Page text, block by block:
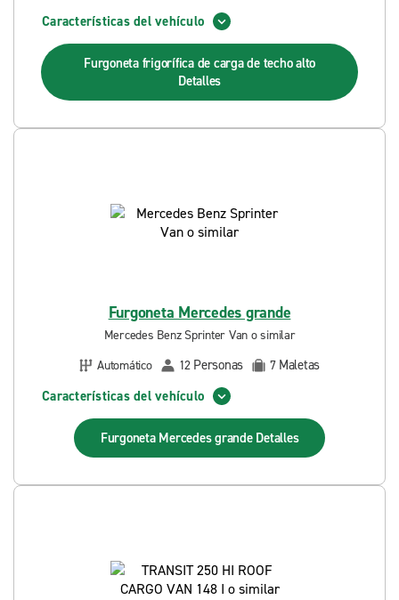
Características del vehículo
Furgoneta frigorífica de carga de techo alto
Detalles
Furgoneta Mercedes grande
Mercedes Benz Sprinter Van o similar
Automático
12 Personas 7 Maletas
Características del vehículo
Furgoneta Mercedes grande Detalles